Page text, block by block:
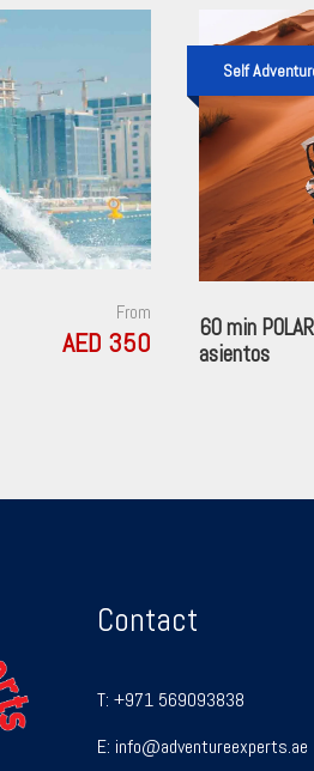
From
AED 350
Self
60 min
asientos
Contact
T: +971 569093838
E: info@adventureexperts.ae